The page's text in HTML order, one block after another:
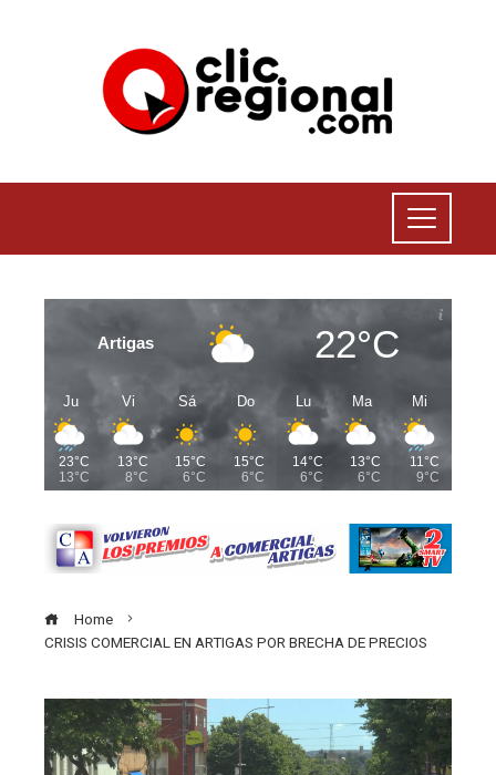
Artigas 22°C
Ju
23°C
13°C
Vi
13°C
8°C
Sá
15°C
6°C
Do
15°C
6°C
Lu
14°C
6°C
Ma
13°C
6°C
Mi
11°C
9°C
Home
CRISIS COMERCIAL EN ARTIGAS POR BRECHA DE PRECIOS